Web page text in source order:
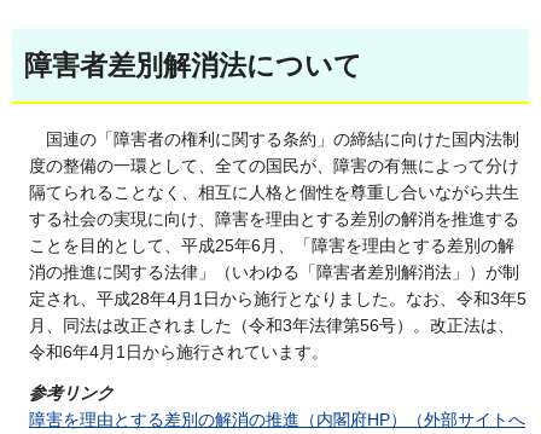
障害者差別解消法について
国連の「障害者の権利に関する条約」の締結に向けた国内法制
度の整備の一環として、全ての国民が、障害の有無によって分け
隔てられることなく、相互に人格と個性を尊重し合いながら共生
する社会の実現に向け、障害を理由とする差別の解消を推進する
ことを目的として、平成25年6月、「障害を理由とする差別の解
消の推進に関する法律」（いわゆる「障害者差別解消法」）が制
定され、平成28年4月1日から施行となりました。なお、令和3年5
月、同法は改正されました（令和3年法律第56号）。改正法は、
令和6年4月1日から施行されています。
参考リンク
障害を理由とする差別の解消の推進（内閣府HP）（外部サイトへ